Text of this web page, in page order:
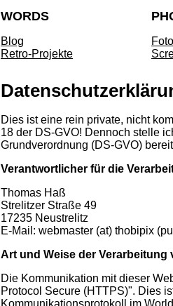
WORDS
Blog
Retro-Projekte
Dies ist eine rein private, nicht
18 der DS-GVO! Dennoch stelle
Grundverordnung (DS-GVO)
Verantwortlicher für die
Thomas Haß
Strelitzer Straße 49
17235 Neustrelitz
E-Mail: webmaster (at) thobipix
Art und Weise der
Die Kommunikation mit dieser
Protocol Secure (HTTPS)". Dies